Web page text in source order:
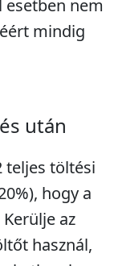
esetben nem
mindig
után
teljes töltési
hogy a
az
használ,